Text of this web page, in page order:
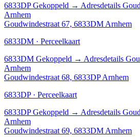
6833DP Gekoppeld → Adresdetails
Arnhem
Goudwindestraat 67, 6833DM Arnhem
6833DM · Perceelkaart
6833DM Gekoppeld → Adresdetails
Arnhem
Goudwindestraat 68, 6833DP Arnhem
6833DP · Perceelkaart
6833DP Gekoppeld → Adresdetails
Arnhem
Goudwindestraat 69, 6833DM Arnhem